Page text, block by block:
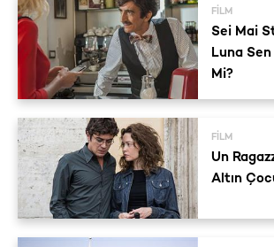
FILM
Sei Mai
Luna
Mi?
FILM
Un
Altın